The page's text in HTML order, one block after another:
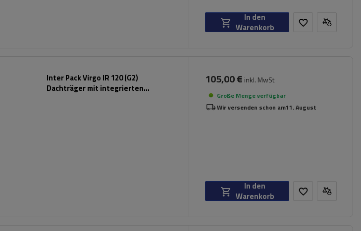
In den
Warenkorb
Inter Pack Virgo IR 120 (G2)
Dachträger mit integrierten
105,00 € inkl. MwSt
Große Menge verfügbar
Wir versenden schon am11. August
In den
Warenkorb